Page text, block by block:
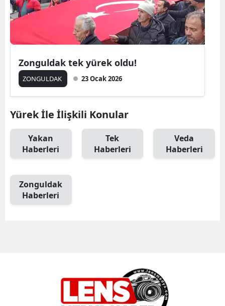
Zonguldak tek yürek oldu!
ZONGULDAK 23 Ocak 2026
Yürek İle İlişkili Konular
Yakan
Haberleri
Tek
Haberleri
Veda
Haberleri
Zonguldak
Haberleri